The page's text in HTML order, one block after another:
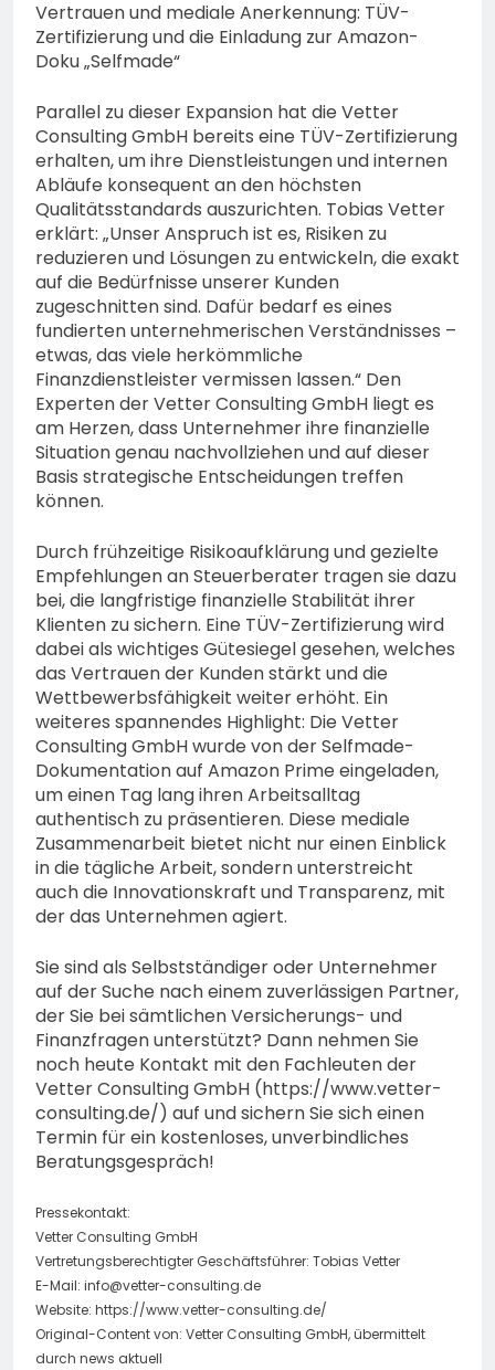
Vertrauen und mediale Anerkennung: TÜV-
Zertifizierung und die Einladung zur Amazon-
Doku „Selfmade“
Parallel zu dieser Expansion hat die Vetter
Consulting GmbH bereits eine TÜV-Zertifizierung
erhalten, um ihre Dienstleistungen und internen
Abläufe konsequent an den höchsten
Qualitätsstandards auszurichten. Tobias Vetter
erklärt: „Unser Anspruch ist es, Risiken zu
reduzieren und Lösungen zu entwickeln, die exakt
auf die Bedürfnisse unserer Kunden
zugeschnitten sind. Dafür bedarf es eines
fundierten unternehmerischen Verständnisses –
etwas, das viele herkömmliche
Finanzdienstleister vermissen lassen.“ Den
Experten der Vetter Consulting GmbH liegt es
am Herzen, dass Unternehmer ihre finanzielle
Situation genau nachvollziehen und auf dieser
Basis strategische Entscheidungen treffen
können.
Durch frühzeitige Risikoaufklärung und gezielte
Empfehlungen an Steuerberater tragen sie dazu
bei, die langfristige finanzielle Stabilität ihrer
Klienten zu sichern. Eine TÜV-Zertifizierung wird
dabei als wichtiges Gütesiegel gesehen, welches
das Vertrauen der Kunden stärkt und die
Wettbewerbsfähigkeit weiter erhöht. Ein
weiteres spannendes Highlight: Die Vetter
Consulting GmbH wurde von der Selfmade-
Dokumentation auf Amazon Prime eingeladen,
um einen Tag lang ihren Arbeitsalltag
authentisch zu präsentieren. Diese mediale
Zusammenarbeit bietet nicht nur einen Einblick
in die tägliche Arbeit, sondern unterstreicht
auch die Innovationskraft und Transparenz, mit
der das Unternehmen agiert.
Sie sind als Selbstständiger oder Unternehmer
auf der Suche nach einem zuverlässigen Partner,
der Sie bei sämtlichen Versicherungs- und
Finanzfragen unterstützt? Dann nehmen Sie
noch heute Kontakt mit den Fachleuten der
Vetter Consulting GmbH (https://www.vetter-
consulting.de/) auf und sichern Sie sich einen
Termin für ein kostenloses, unverbindliches
Beratungsgespräch!
Pressekontakt:
Vetter Consulting GmbH
Vertretungsberechtigter Geschäftsführer: Tobias Vetter
E-Mail: info@vetter-consulting.de
Website: https://www.vetter-consulting.de/
Original-Content von: Vetter Consulting GmbH, übermittelt
durch news aktuell